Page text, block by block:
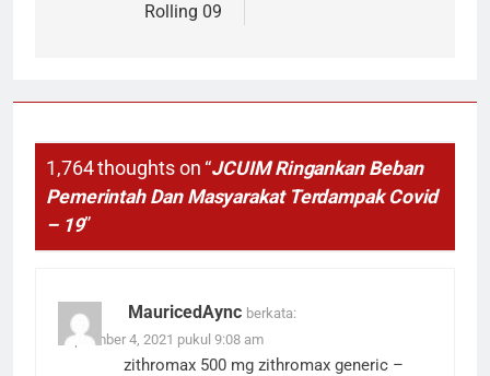
Rolling 09
1,764 thoughts on “JCUIM Ringankan Beban
Pemerintah Dan Masyarakat Terdampak Covid
– 19”
MauricedAync berkata:
September 4, 2021 pukul 9:08 am
zithromax 500 mg zithromax generic –